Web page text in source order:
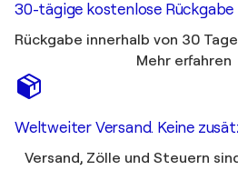
30-tägige kostenlose Rückgabe
Rückgabe innerhalb von 30
Mehr erfahren
Weltweiter Versand. Keine
Versand, Zölle und Steuern